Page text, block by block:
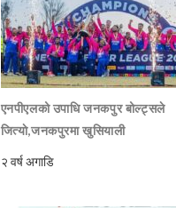
एनपीएलको उपाधि जनकपुर बोल्ट्सले
जित्याे,जनकपुरमा खुसियाली
२ वर्ष अगाडि